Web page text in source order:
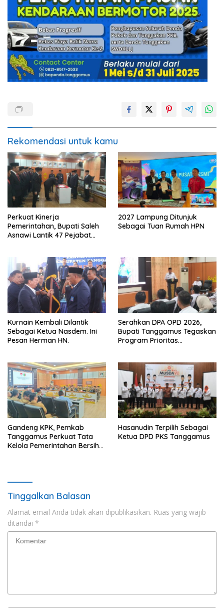
Rekomendasi untuk kamu
Perkuat Kinerja
Pemerintahan, Bupati Saleh
Asnawi Lantik 47 Pejabat
2027 Lampung Ditunjuk
Sebagai Tuan Rumah HPN
Kurnain Kembali Dilantik
Sebagai Ketua Nasdem. Ini
Pesan Herman HN.
Serahkan DPA OPD 2026,
Bupati Tanggamus Tegaskan
Program Prioritas
Gandeng KPK, Pemkab
Tanggamus Perkuat Tata
Kelola Pemerintahan Bersih
Hasanudin Terpilih Sebagai
Ketua DPD PKS Tanggamus
Tinggalkan Balasan
Alamat email Anda tidak akan dipublikasikan. Ruas yang wajib
ditandai *